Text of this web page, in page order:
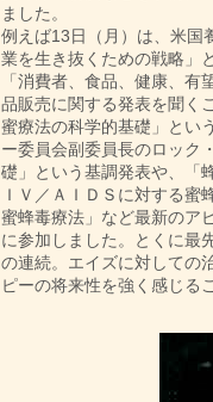
ました。
例えば13日（月）は、米国
業を生き抜くための戦略」
「消費者、食品、健康、
品販売に関する発表を聞く
蜜療法の科学的基礎」とい
ー委員会副委員長のロック
礎」という基調発表や、「
ＩＶ／ＡＩＤＳに対する
蜜蜂毒療法」など最新のア
に参加しました。とくに最
の連続。エイズに対しての
ピーの将来性を強く感じる